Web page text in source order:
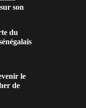
son
du
le
de